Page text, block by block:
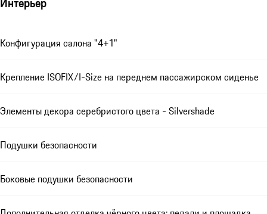
Конфигурация салона "4+1"
Крепление ISOFIX/I-Size на переднем пассажирском сиденье
Элементы декора серебристого цвета - Silvershade
Подушки безопасности
Боковые подушки безопасности